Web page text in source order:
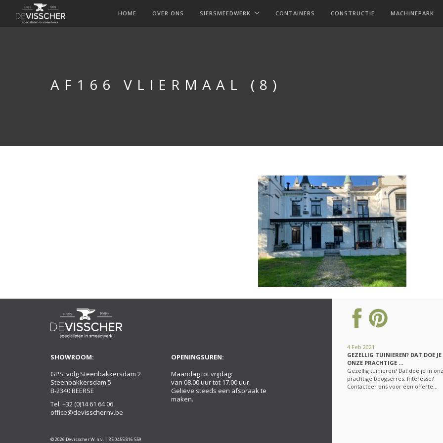
HOME OVER ONS SIERSMEEDWERK CONTAINERS CONSTRUCTIE MACHINEPARK
AF166 VLIERMAAL (8)
SHOWROOM:
GPS: volg Steenbakkersdam 2
Steenbakkersdam 5
B-2340 BEERSE
Tel: +32 (0)14 61 64 06
office@devisschernv.be
© 2026 Devisscher W. n.v. | BE 0455 816 559
OPENINGSUREN:
Maandag tot vrijdag:
van 08.00 uur tot 17.00 uur.
Gelieve steeds een afspraak te
maken.
4 Feb 2021
GEZELLIG TUINIEREN? DAT DOE
ONZE PRACHTIGE …
Gezellig tuinieren? Dat doe je in
prachtige boogserres. Interesse?
Contacteer ons voor een offerte…